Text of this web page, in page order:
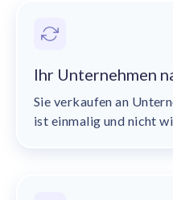
Ihr Unternehmen
Sie verkaufen an
ist einmalig und nicht